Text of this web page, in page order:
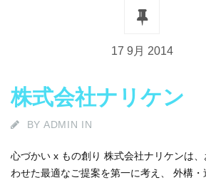
17 9月 2014
株式会社ナリケン
BY ADMIN IN
心づかい x もの創り 株式会社ナリケンは
わせた最適なご提案を第一に考え、 外構